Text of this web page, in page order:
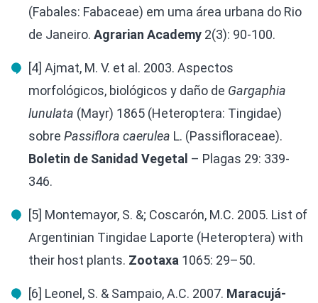
(Fabales: Fabaceae) em uma área urbana do Rio
de Janeiro. Agrarian Academy 2(3): 90-100.
[4] Ajmat, M. V. et al. 2003. Aspectos
morfológicos, biológicos y daño de Gargaphia
lunulata (Mayr) 1865 (Heteroptera: Tingidae)
sobre Passiflora caerulea L. (Passifloraceae).
Boletin de Sanidad Vegetal – Plagas 29: 339-
346.
[5] Montemayor, S. &; Coscarón, M.C. 2005. List of
Argentinian Tingidae Laporte (Heteroptera) with
their host plants. Zootaxa 1065: 29–50.
[6] Leonel, S. & Sampaio, A.C. 2007. Maracujá-